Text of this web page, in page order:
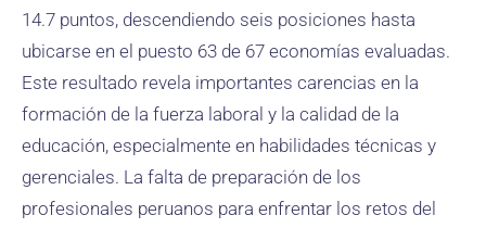
14.7 puntos, descendiendo seis posiciones hasta
ubicarse en el puesto 63 de 67 economías evaluadas.
Este resultado revela importantes carencias en la
formación de la fuerza laboral y la calidad de la
educación, especialmente en habilidades técnicas y
gerenciales. La falta de preparación de los
profesionales peruanos para enfrentar los retos del